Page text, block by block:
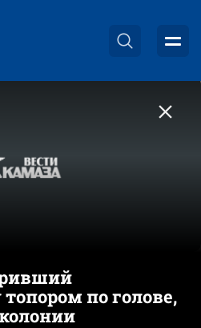
по голове,